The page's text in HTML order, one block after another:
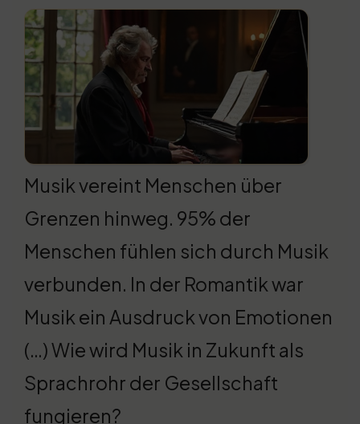
Musik vereint Menschen über
Grenzen hinweg. 95% der
Menschen fühlen sich durch Musik
verbunden. In der Romantik war
Musik ein Ausdruck von Emotionen
(…) Wie wird Musik in Zukunft als
Sprachrohr der Gesellschaft
fungieren?